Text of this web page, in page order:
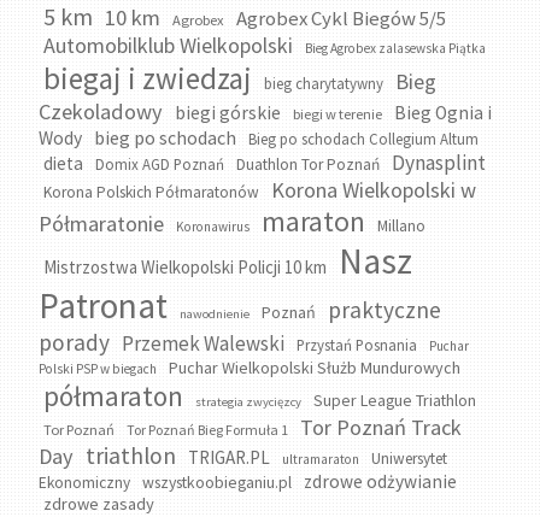
5 km 10 km Agrobex Agrobex Cykl Biegów 5/5
Automobilklub Wielkopolski Bieg Agrobex zalasewska Piątka
biegaj i zwiedzaj bieg charytatywny
Bieg
Czekoladowy
biegi górskie biegi w terenie
Bieg Ognia i
Wody bieg po schodach Bieg po schodach Collegium Altum
dieta Domix AGD Poznań Duathlon Tor Poznań Dynasplint
Korona Polskich Półmaratonów
Korona Wielkopolski w
Półmaratonie
Koronawirus maraton Millano
Mistrzostwa Wielkopolski Policji 10 km
Nasz
Patronat
nawodnienie Poznań
praktyczne
porady Przemek Walewski Przystań Posnania
Puchar
Polski PSP w biegach
Puchar Wielkopolski Służb Mundurowych
półmaraton strategia zwycięzcy Super League Triathlon
Tor Poznań Tor Poznań Bieg Formuła 1
Tor Poznań Track
Day triathlon TRIGAR.PL ultramaraton
Uniwersytet
Ekonomiczny
wszystkoobieganiu.pl zdrowe odżywianie
zdrowe zasady